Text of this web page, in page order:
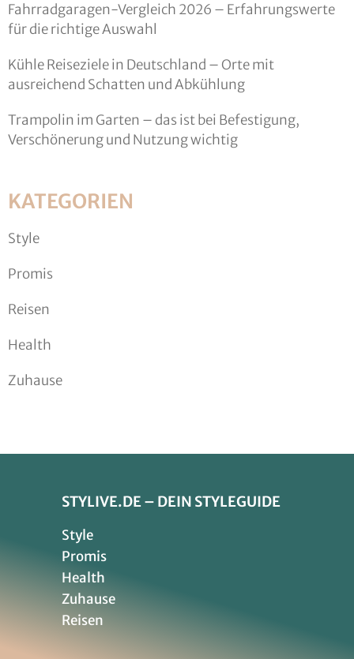
Fahrradgaragen-Vergleich 2026 – Erfahrungswerte
für die richtige Auswahl
Kühle Reiseziele in Deutschland – Orte mit
ausreichend Schatten und Abkühlung
Trampolin im Garten – das ist bei Befestigung,
Verschönerung und Nutzung wichtig
KATEGORIEN
Style
Promis
Reisen
Health
Zuhause
STYLIVE.DE – DEIN STYLEGUIDE
Style
Promis
Health
Zuhause
Reisen